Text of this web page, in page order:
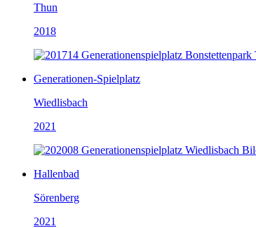
Thun
2018
Generationen-Spielplatz
Wiedlisbach
2021
Hallenbad
Sörenberg
2021